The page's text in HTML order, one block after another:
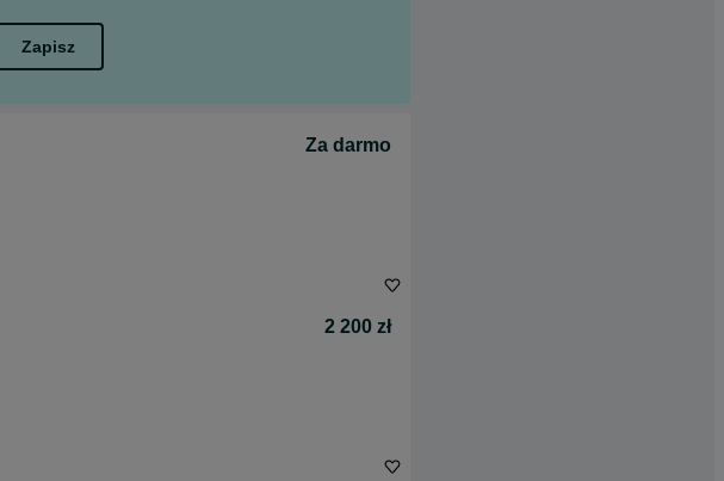
Zapisz
Za darmo
2 200 zł